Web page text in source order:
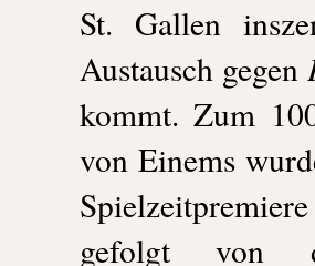
St. Gallen
Austausch gegen
kommt. Zum
von Einems
gefolgt von